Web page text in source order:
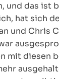
und das ist
hat sich
und Chris
mit diesen